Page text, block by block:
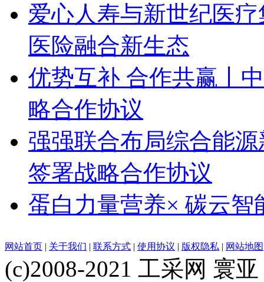
爱心人寿与新世纪医
医险融合新生态
优势互补 合作共赢丨
略合作协议
强强联合布局综合能
签署战略合作协议
蛋白力量营养× 碳云
网站首页 | 关于我们 | 联系方式 | 使用协议 | 版权隐私 | 网站地图
(c)2008-2021 工采网 寰